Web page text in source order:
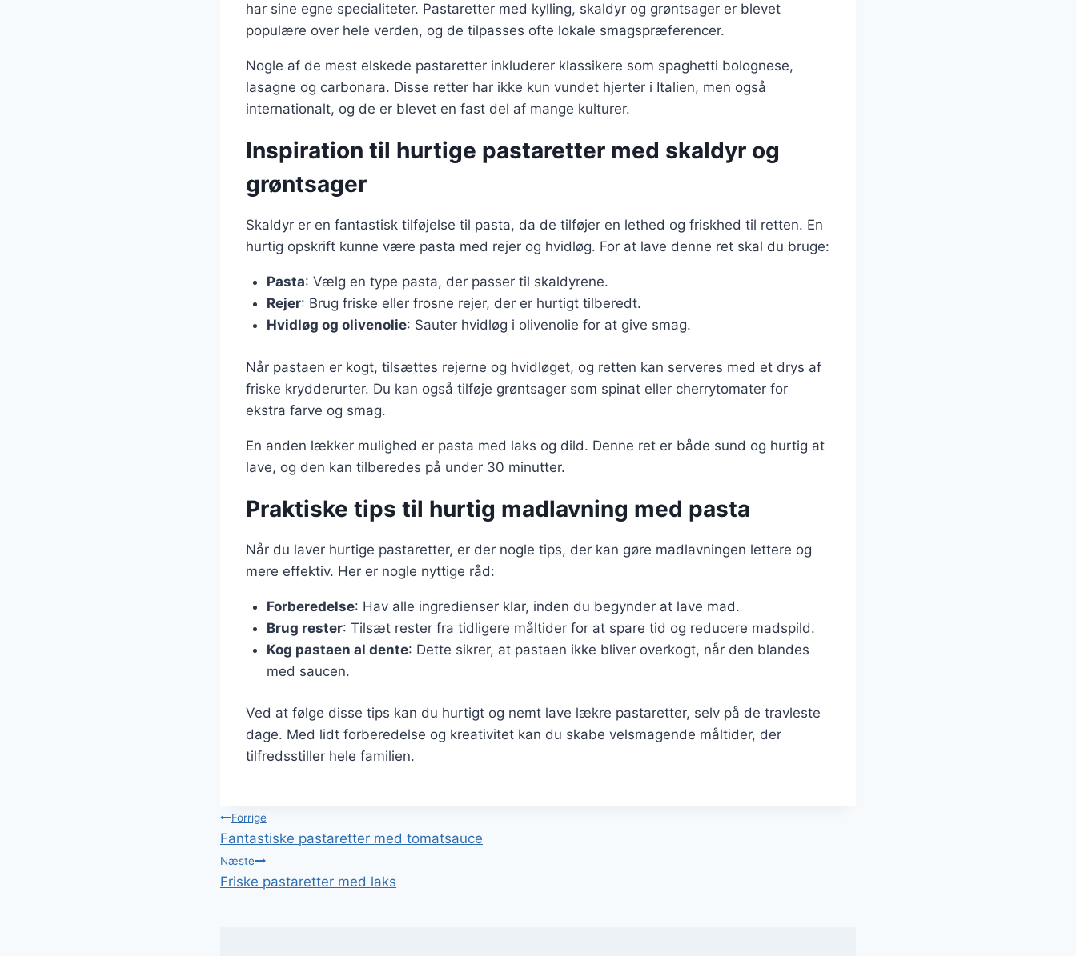
har sine egne specialiteter. Pastaretter med kylling, skaldyr og grøntsager er blevet
populære over hele verden, og de tilpasses ofte lokale smagspræferencer.
Nogle af de mest elskede pastaretter inkluderer klassikere som spaghetti bolognese,
lasagne og carbonara. Disse retter har ikke kun vundet hjerter i Italien, men også
internationalt, og de er blevet en fast del af mange kulturer.
Inspiration til hurtige pastaretter med skaldyr og
grøntsager
Skaldyr er en fantastisk tilføjelse til pasta, da de tilføjer en lethed og friskhed til retten. En
hurtig opskrift kunne være pasta med rejer og hvidløg. For at lave denne ret skal du bruge:
Pasta: Vælg en type pasta, der passer til skaldyrene.
Rejer: Brug friske eller frosne rejer, der er hurtigt tilberedt.
Hvidløg og olivenolie: Sauter hvidløg i olivenolie for at give smag.
Når pastaen er kogt, tilsættes rejerne og hvidløget, og retten kan serveres med et drys af
friske krydderurter. Du kan også tilføje grøntsager som spinat eller cherrytomater for
ekstra farve og smag.
En anden lækker mulighed er pasta med laks og dild. Denne ret er både sund og hurtig at
lave, og den kan tilberedes på under 30 minutter.
Praktiske tips til hurtig madlavning med pasta
Når du laver hurtige pastaretter, er der nogle tips, der kan gøre madlavningen lettere og
mere effektiv. Her er nogle nyttige råd:
Forberedelse: Hav alle ingredienser klar, inden du begynder at lave mad.
Brug rester: Tilsæt rester fra tidligere måltider for at spare tid og reducere madspild.
Kog pastaen al dente: Dette sikrer, at pastaen ikke bliver overkogt, når den blandes
med saucen.
Ved at følge disse tips kan du hurtigt og nemt lave lækre pastaretter, selv på de travleste
dage. Med lidt forberedelse og kreativitet kan du skabe velsmagende måltider, der
tilfredsstiller hele familien.
Indlægsnavigation
Forrige
Fantastiske pastaretter med tomatsauce
Næste
Friske pastaretter med laks